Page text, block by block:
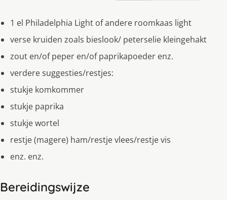
1 el Philadelphia Light of andere roomkaas light
verse kruiden zoals bieslook/ peterselie kleingehakt
zout en/of peper en/of paprikapoeder enz.
verdere suggesties/restjes:
stukje komkommer
stukje paprika
stukje wortel
restje (magere) ham/restje vlees/restje vis
enz. enz.
Bereidingswijze